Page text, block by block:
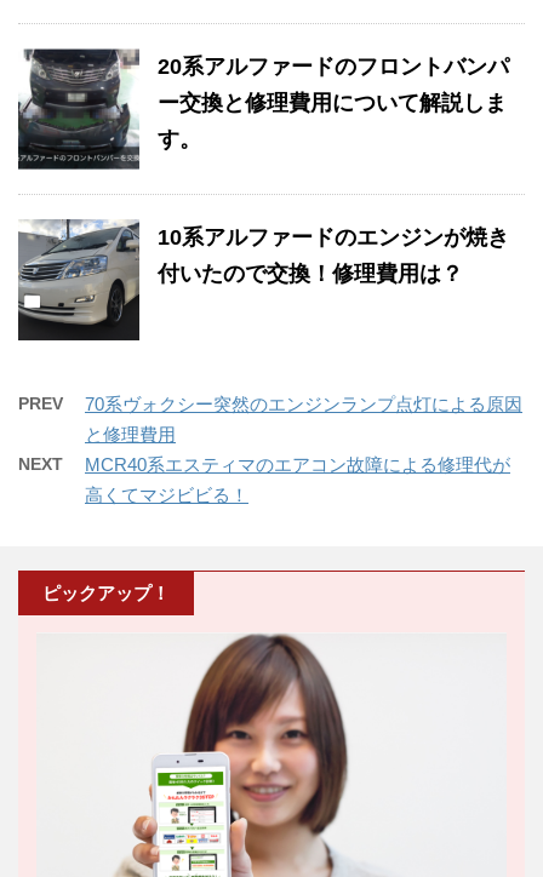
20系アルファードのフロントバンパ
ー交換と修理費用について解説しま
す。
10系アルファードのエンジンが焼き
付いたので交換！修理費用は？
PREV
70系ヴォクシー突然のエンジンランプ点灯による原因
と修理費用
NEXT
MCR40系エスティマのエアコン故障による修理代が
高くてマジビビる！
ピックアップ！